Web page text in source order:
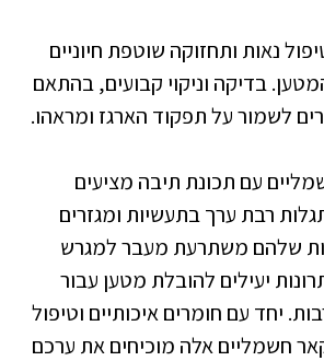
נאות ותחזוקה שוטפת חיוניים
בדיקה וניקוי קבועים, בהתאם
לשמור על תפקוד הארגז ומראהו.
עם תכונת תיבה מציעים
רבת ערך בתעשיות ומגזרים
שלהם משתרעת מעבר למגרש
יעילים להובלת מטען עבור
יחד עם חומרים איכותיים וטיפול
חשמליים אלה מוכיחים את ערכם